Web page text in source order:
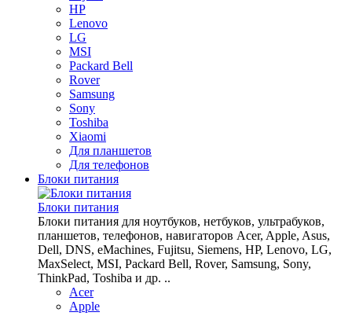
HP
Lenovo
LG
MSI
Packard Bell
Rover
Samsung
Sony
Toshiba
Xiaomi
Для планшетов
Для телефонов
Блоки питания
Блоки питания
Блоки питания для ноутбуков, нетбуков, ультрабуков,
планшетов, телефонов, навигаторов Acer, Apple, Asus,
Dell, DNS, eMachines, Fujitsu, Siemens, HP, Lenovo, LG,
MaxSelect, MSI, Packard Bell, Rover, Samsung, Sony,
ThinkPad, Toshiba и др. ..
Acer
Apple